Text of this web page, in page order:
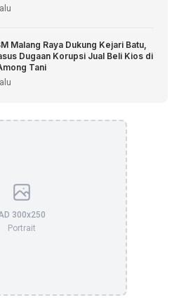
Malang Raya Dukung Kejari Batu,
Dugaan Korupsi Jual Beli Kios di
Tani
300x250
Portrait